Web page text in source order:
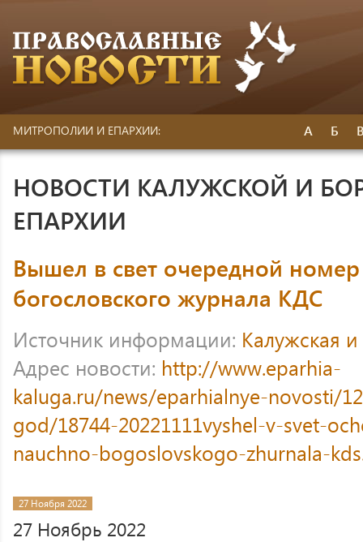
МИТРОПОЛИИ И ЕПАРХИИ: А Б
НОВОСТИ КАЛУЖСКОЙ И
ЕПАРХИИ
Вышел в свет очередной
богословского журнала КДС
Источник информации: Калужская
Адрес новости: http://www.eparhia-
kaluga.ru/news/eparhialnye-novosti/
god/18744-20221111vyshel-v-svet-
nauchno-bogoslovskogo-zhurnala-
27 Ноября 2022
27 Ноябрь 2022